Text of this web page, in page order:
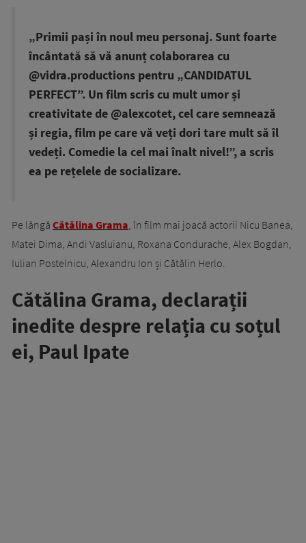
„Primii pași în noul meu personaj. Sunt foarte
încântată să vă anunț colaborarea cu
@vidra.productions pentru „CANDIDATUL
PERFECT”. Un film scris cu mult umor și
creativitate de @alexcotet, cel care semnează
și regia, film pe care vă veți dori tare mult să îl
vedeți. Comedie la cel mai înalt nivel!”, a scris
ea pe rețelele de socializare.
Pe lângă Cătălina Grama, în film mai joacă actorii Nicu Banea,
Matei Dima, Andi Vasluianu, Roxana Condurache, Alex Bogdan,
Iulian Postelnicu, Alexandru Ion și Cătălin Herlo.
Cătălina Grama, declarații
inedite despre relația cu soțul
ei, Paul Ipate